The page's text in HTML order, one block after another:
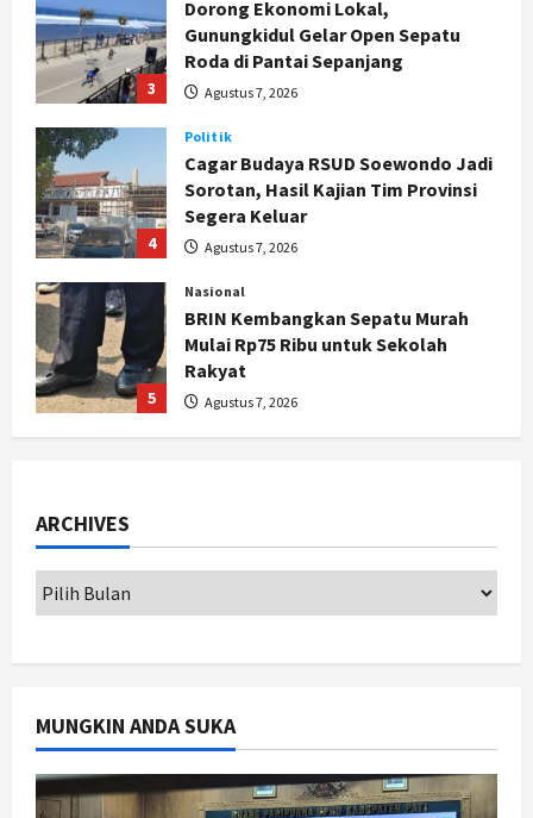
Politik
Cagar Budaya RSUD Soewondo Jadi
Sorotan, Hasil Kajian Tim Provinsi
Agustus 7, 2026
Nasional
BRIN Kembangkan Sepatu Murah
Mulai Rp75 Ribu untuk Sekolah
Agustus 7, 2026
Politik
Hari Jadi Pati ke-703 Jadi
Momentum Kemajuan, Ini Pesan Ali
Yogyakarta Digelar 2 Bulan, Fokus
pada UMKM dan Wisata
3
Roda di Pantai Sepanjang
Politik
ARCHIVES
MUNGKIN ANDA SUKA